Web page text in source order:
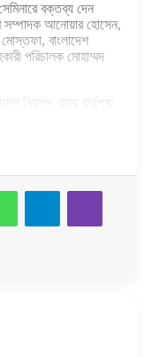
বক্তব্য দেন
সম্পাদক আনোয়ার হোসেন,
বাংলাদেশ
পরিচালক মোহাম্মদ
তারা শাস্তি দেয়ার
ও প্রতিকারের বিষয়গুলো
মানুষের ক্রয়ক্ষমতার
পণ্যের ওপর
ব্যক্তিরা এই নকল
এক ভাগ পণ্যও এখন
WhatsAppTelegramViber